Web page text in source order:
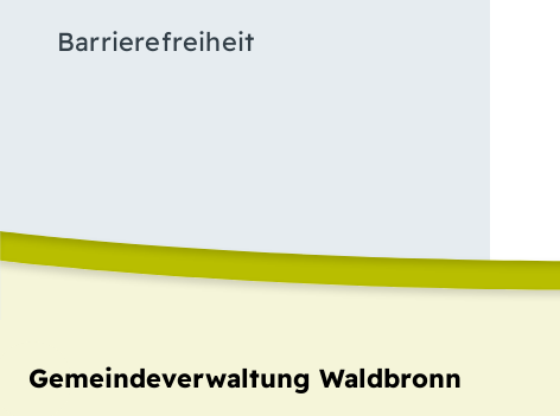
Barrierefreiheit
Gemeindeverwaltung Waldbronn